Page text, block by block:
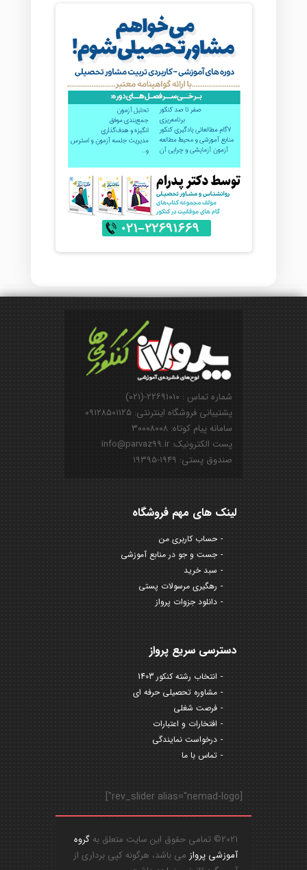
شماره تماس : ۲۲۶۹۱۰۱۰-(۰۲۱)
پشتیبانی فروشگاه اینترنتی: ۰۹۱۲۸۵۰۱۱۲۵
سامانه پیام کوتاه: ۳۰۰۰۸۰۰۸
پست الکترونیک: info@parvaz99.ir
صندوق پستی: ۱۹۴۹-۱۹۳۹۵
لینک های مهم فروشگاه
حساب کاربری من
جست و جو در منابع آموزشی
سبد خرید
رهگیری مرسولات پستی
دانلود جزوات پرواز
دسترسی سریع پرواز
انتخاب رشته کنکور 1403
مشاوره تحصیلی حرفه ای
فرصت شغلی
افتخارات و اعتبارات
درخواست نمایندگی
تماس با ما
[rev_slider alias="nemad-logo"]
2021© تمامی حقوق این سایت متعلق به
گروه
آموزشی پرواز می باشد، هرگونه کپی برداری از